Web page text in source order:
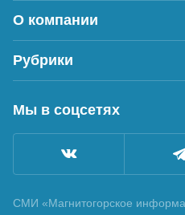
О компании
Рубрики
Мы в соцсетях
СМИ «Магнитогорское